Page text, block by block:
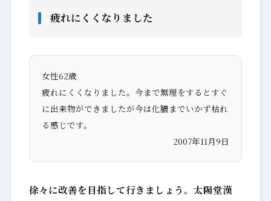
疲れにくくなりました
女性62歳
疲れにくくなりました。今まで無理をするとすぐ
に出来物ができましたが今は化膿までいかず枯れ
る感じです。
2007年11月9日
徐々に改善を目指して行きましょう。太陽堂漢